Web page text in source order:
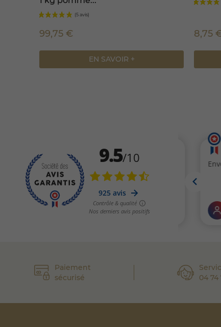
99,75 €
EN SAVOIR +
8,75
Paiement
sécurisé
04 74